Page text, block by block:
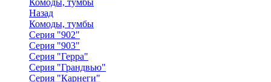
Комоды, тумбы
Назад
Комоды, тумбы
Серия "902"
Серия "903"
Серия "Герра"
Серия "Грандвью"
Серия "Карнеги"